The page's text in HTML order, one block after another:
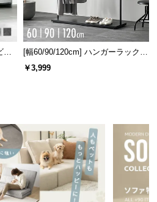
セント
搭載し、枕元でスマートフ
充電できます。
[幅60/90/120cm] ハンガーラック
スチール 4段階高さ調節 サイドフ
ック オープンラック シンプル
￥3,999